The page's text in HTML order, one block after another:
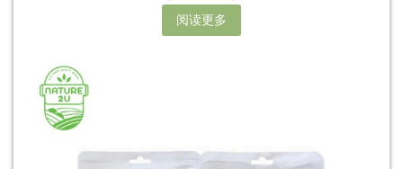
阅读更多